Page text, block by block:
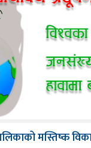
मस्तिष्क